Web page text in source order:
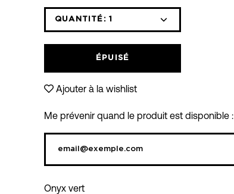
QUANTITÉ: 1
ÉPUISÉ
Ajouter à la wishlist
Me prévenir quand le produit est disponible :
Onyx vert